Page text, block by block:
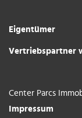
Eigentümer
Vertriebspartner
Center Parcs
Impressum